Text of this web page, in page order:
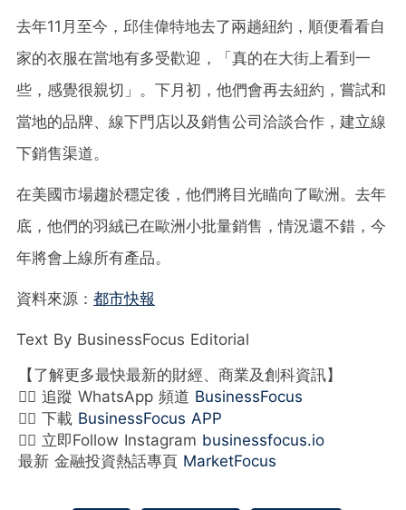
去年11月至今，邱佳偉特地去了兩趟紐約，順便看看自
家的衣服在當地有多受歡迎，「真的在大街上看到一
些，感覺很親切」。下月初，他們會再去紐約，嘗試和
當地的品牌、線下門店以及銷售公司洽談合作，建立線
下銷售渠道。
在美國市場趨於穩定後，他們將目光瞄向了歐洲。去年
底，他們的羽絨已在歐洲小批量銷售，情況還不錯，今
年將會上線所有產品。
資料來源： 都市快報
Text By BusinessFocus Editorial
【了解更多最快最新的財經、商業及創科資訊】
👉🏻 追蹤 WhatsApp 頻道 BusinessFocus
👉🏻 下載 BusinessFocus APP
👉🏻 立即Follow Instagram businessfocus.io
最新 金融投資熱話專頁 MarketFocus